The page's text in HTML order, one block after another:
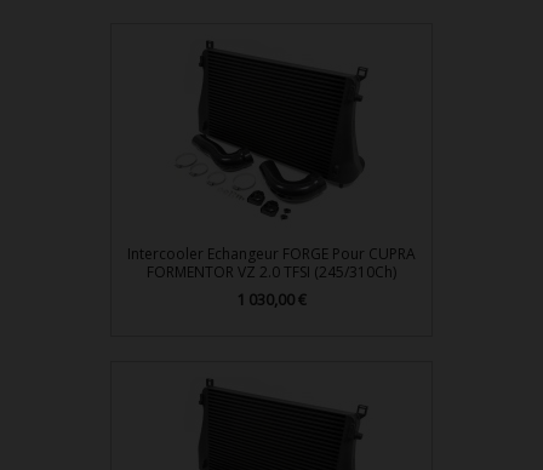
Intercooler Echangeur FORGE Pour CUPRA
FORMENTOR VZ 2.0 TFSI (245/310Ch)
Prix
1 030,00 €